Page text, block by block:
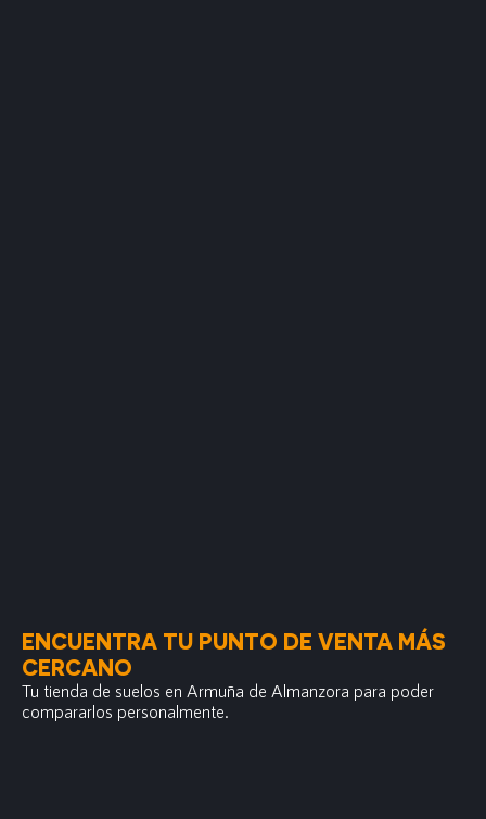
ENCUENTRA TU PUNTO DE VENTA MÁS
CERCANO
Tu tienda de suelos en Armuña de Almanzora para poder
compararlos personalmente.